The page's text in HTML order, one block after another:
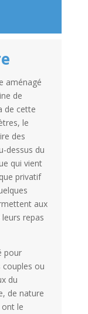
aménagé
de
de cette
le
des
dessus du
qui vient
privatif
aux
repas
pour
couples ou
du
de nature
le